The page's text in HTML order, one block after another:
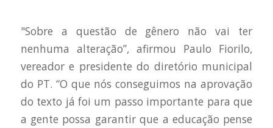
"Sobre a questão de gênero não vai ter
nenhuma alteração”, afirmou Paulo Fiorilo,
vereador e presidente do diretório municipal
do PT. “O que nós conseguimos na aprovação
do texto já foi um passo importante para que
a gente possa garantir que a educação pense